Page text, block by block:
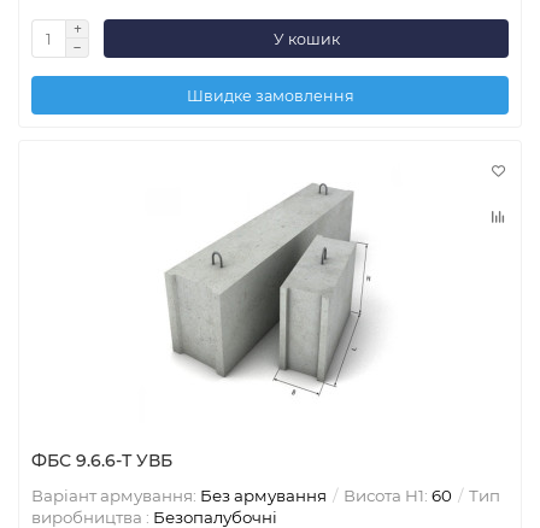
У кошик
Швидке замовлення
ФБС 9.6.6-Т УВБ
Варіант армування: Без армування Висота H1: 60
Тип
виробництва : Безопалубочні